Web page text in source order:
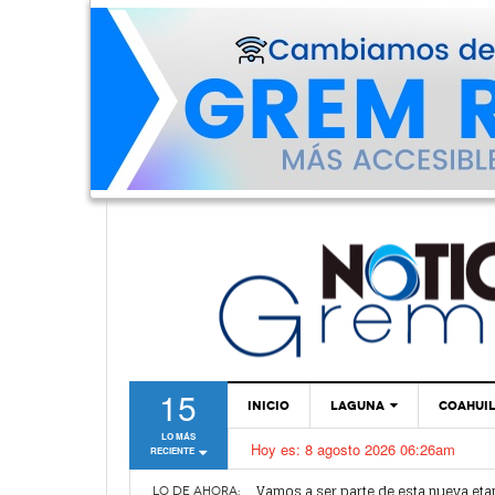
15
LO MÁS
RECIENTE
INICIO LAGUNA
TORREÓN
GÓMEZ PALACIO
Hoy es: 8 agosto 2026 06:26am
LO DE AHORA: